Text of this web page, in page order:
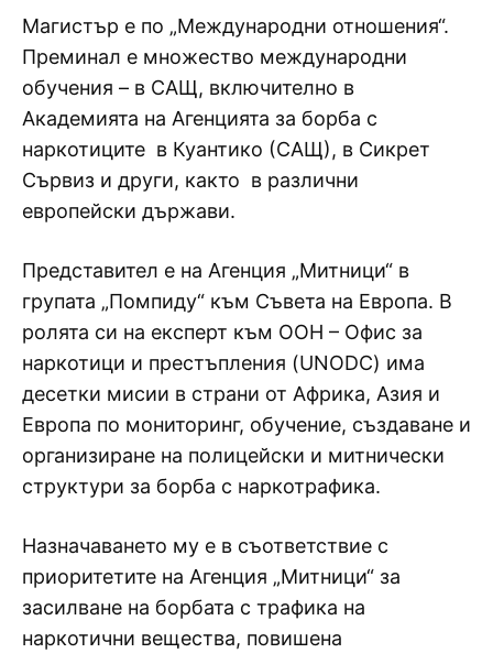
Магистър е по „Международни отношения“.
Преминал е множество международни
обучения – в САЩ, включително в
Академията на Агенцията за борба с
наркотиците в Куантико (САЩ), в Сикрет
Сървиз и други, както в различни
европейски държави.
Представител е на Агенция „Митници“ в
групата „Помпиду“ към Съвета на Европа. В
ролята си на експерт към ООН – Офис за
наркотици и престъпления (UNODC) има
десетки мисии в страни от Африка, Азия и
Европа по мониторинг, обучение, създаване и
организиране на полицейски и митнически
структури за борба с наркотрафика.
Назначаването му е в съответствие с
приоритетите на Агенция „Митници“ за
засилване на борбата с трафика на
наркотични вещества, повишена